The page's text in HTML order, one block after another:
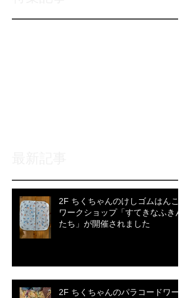
2F ちくちゃんのけしゴムはんこ
ワークショップ「すてきなふきん
たち」が開催されました
2F ちくちゃんのパラコードワー